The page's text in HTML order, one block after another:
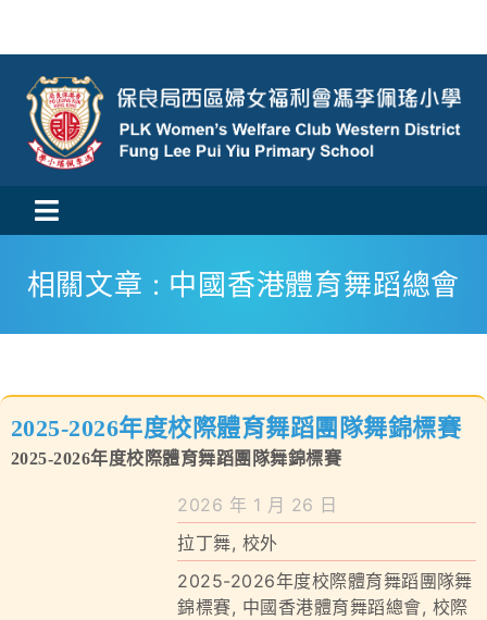
content
Toggle
Navigation
活動消息
校風及學生支援
相關文章 : 中國香港體育舞蹈總會
2025-2026年度校際體育舞蹈團隊舞錦標賽
2025-2026年度校際體育舞蹈團隊舞錦標賽
2026 年 1 月 26 日
拉丁舞, 校外
2025-2026年度校際體育舞蹈團隊舞
錦標賽, 中國香港體育舞蹈總會, 校際